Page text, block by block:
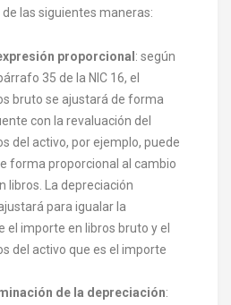
las siguientes maneras:
proporcional : según
35 de la NIC 16, el
bruto se ajustará de forma
con la revaluación del
del activo, por ejemplo, puede
forma proporcional al cambio
libros. La depreciación
para igualar la
el importe en libros bruto y el
del activo que es el importe
de la depreciación: